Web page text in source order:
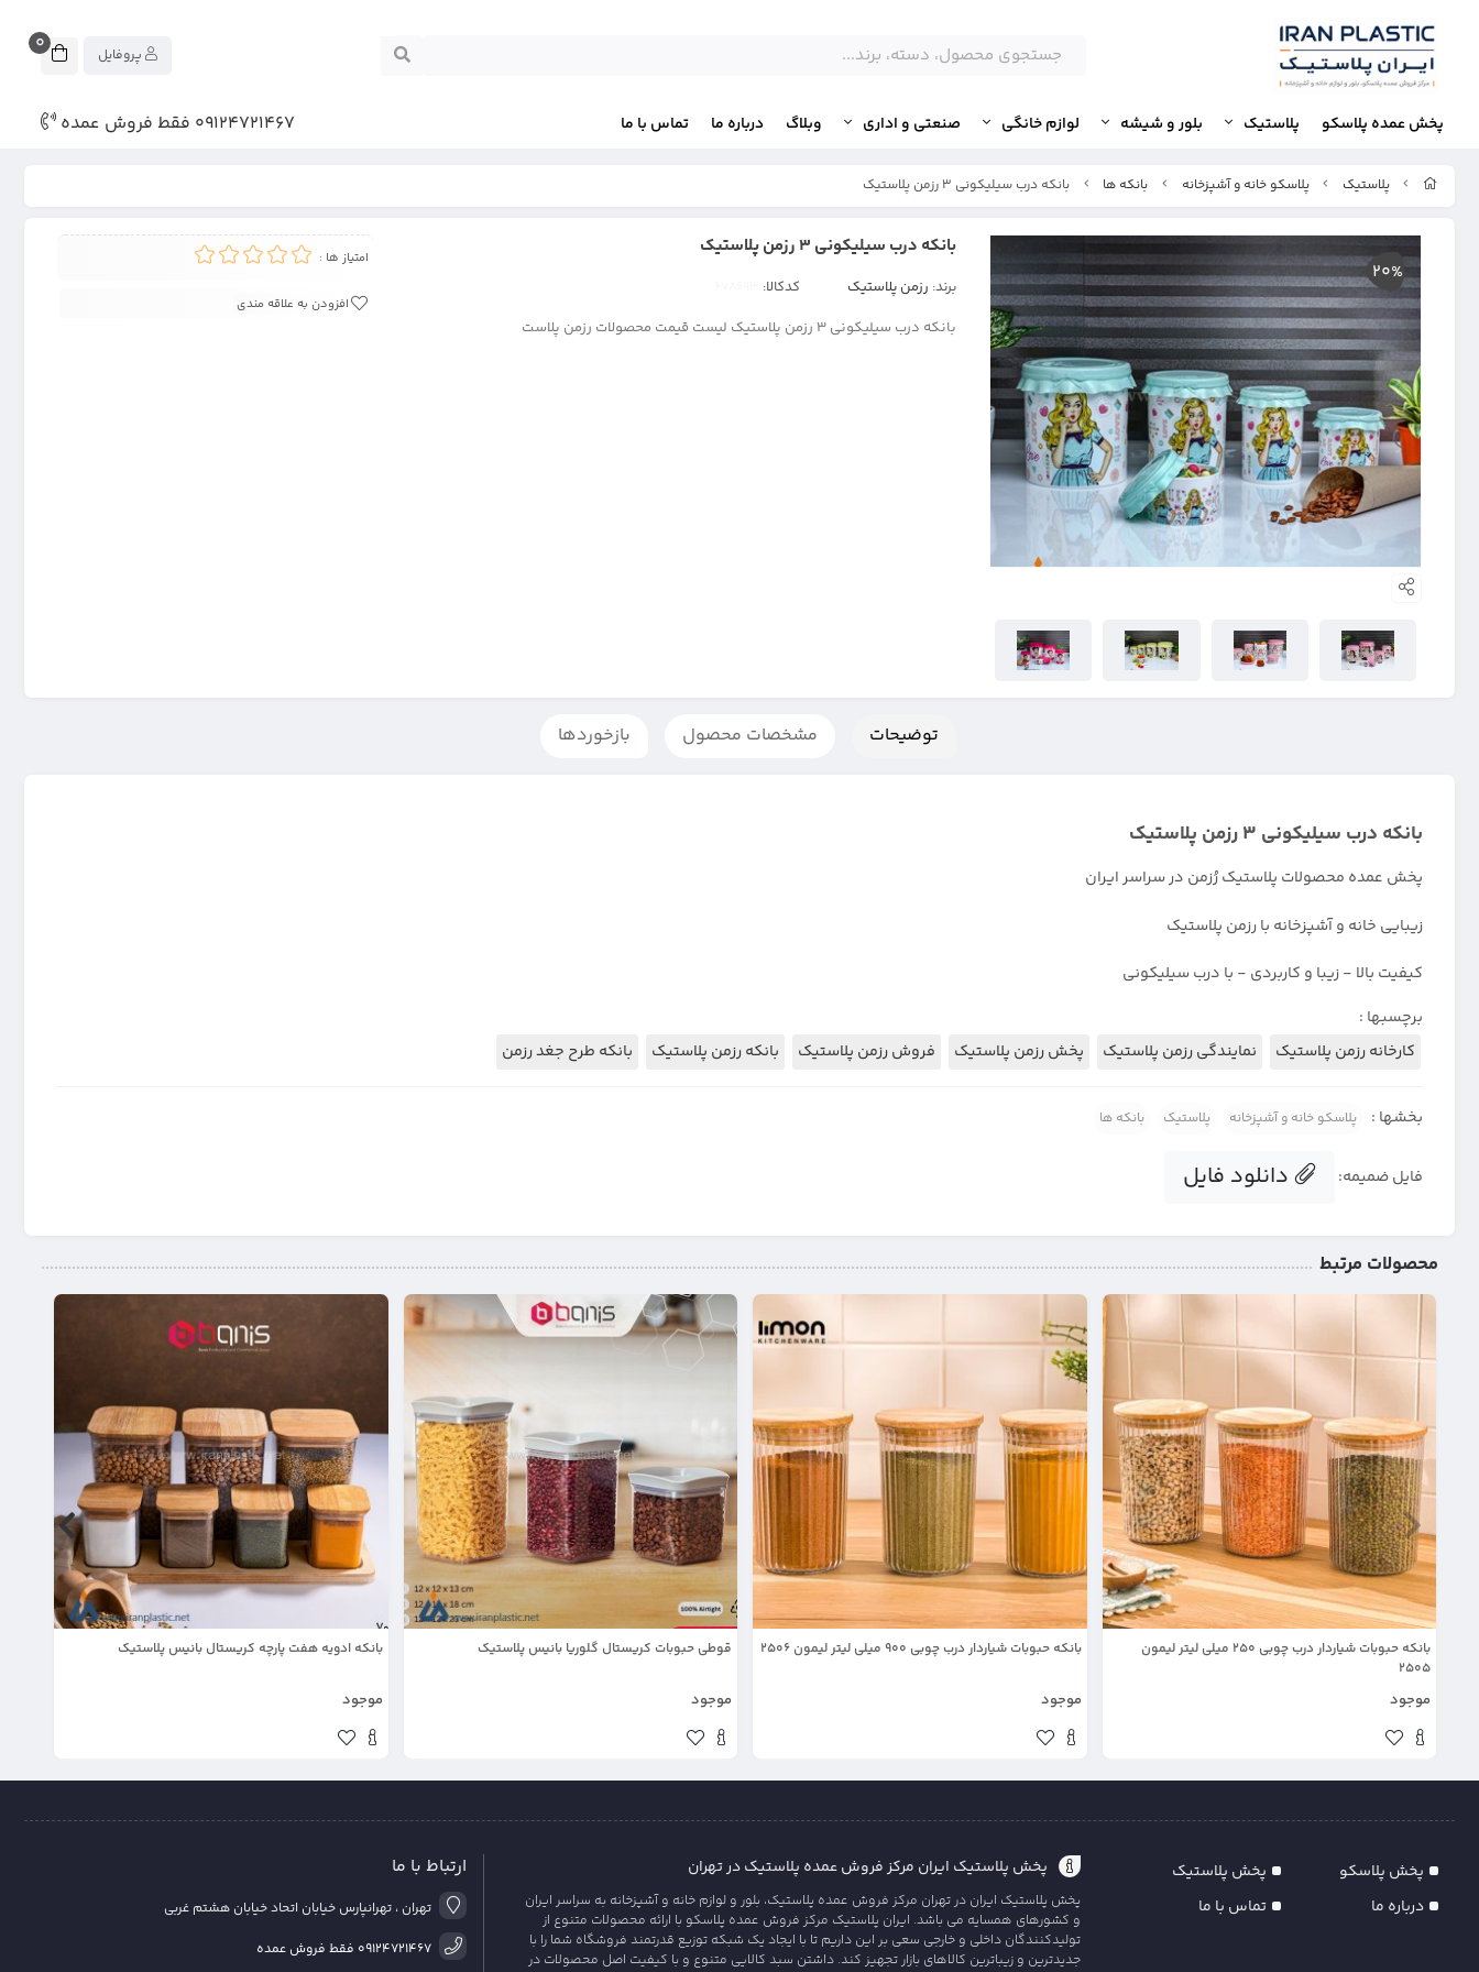
0
پخش عمده پلاسکو پلاستیک بلور و شیشه لوازم خانگی صنعتی و اداری وبلاگ درباره ما تماس با ما 09124721467 فقط فروش عمده
پلاستیک پلاسکو خانه و آشپزخانه بانکه ها بانکه درب سیلیکونی 3 رزمن پلاستیک
20%
بانکه درب سیلیکونی 3 رزمن پلاستیک
برند: رزمن پلاستیک
کدکالا:
بانکه درب سیلیکونی 3 رزمن پلاستیک لیست قیمت محصولات رزمن پلاست
امتیاز ها :
افزودن به علاقه مندی
توضیحات مشخصات محصول بازخوردها
بانکه درب سیلیکونی 3 رزمن پلاستیک
پخش عمده محصولات پلاستیک رُزمن در سراسر ایران
زیبایی خانه و آشپزخانه با رزمن پلاستیک
کیفیت بالا - زیبا و کاربردی - با درب سیلیکونی
برچسبها :
کارخانه رزمن پلاستیک
نمایندگی رزمن پلاستیک پخش رزمن پلاستیک فروش رزمن پلاستیک بانکه رزمن پلاستیک بانکه طرح جغد رزمن
بخشها : پلاسکو خانه و آشپزخانه پلاستیک بانکه ها
فایل ضمیمه: دانلود فایل
محصولات مرتبط
بانکه حبوبات شیاردار درب چوبی 250 میلی لیتر لیمون
2505
موجود
بانکه حبوبات شیاردار درب چوبی 900 میلی لیتر لیمون 2506
موجود
قوطی حبوبات کریستال گلوریا بانیس پلاستیک
موجود
بانکه ادویه هفت پارچه کریستال بانیس پلاستیک
موجود
پخش پلاسکو
پخش پلاستیک
درباره ما
تماس با ما
پخش پلاستیک ایران مرکز فروش عمده پلاستیک در تهران
پخش پلاستیک ایران در تهران مرکز فروش عمده پلاستیک، بلور و لوازم خانه و آشپزخانه به سراسر ایران
و کشورهای همسایه می باشد. ایران پلاستیک مرکز فروش عمده پلاسکو با ارائه محصولات متنوع از
تولیدکنندگان داخلی و خارجی سعی بر این داریم تا با ایجاد یک شبکه توزیع قدرتمند فروشگاه شما را با
جدیدترین و زیباترین کالاهای بازار تجهیز کند. داشتن سبد کالایی متنوع و با کیفیت اصل محصولات در
ارتباط با ما
تهران ، تهرانپارس خیابان اتحاد خیابان هشتم غربی
09124721467 فقط فروش عمده